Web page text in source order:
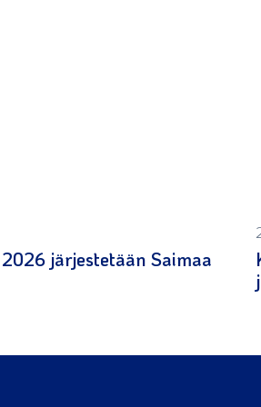
järjestetään Saimaa